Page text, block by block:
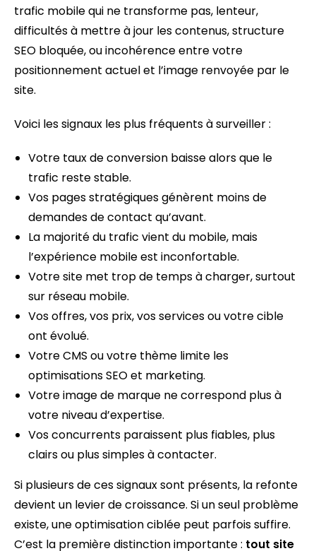
trafic mobile qui ne transforme pas, lenteur,
difficultés à mettre à jour les contenus, structure
SEO bloquée, ou incohérence entre votre
positionnement actuel et l’image renvoyée par le
site.
Voici les signaux les plus fréquents à surveiller :
Votre taux de conversion baisse alors que le
trafic reste stable.
Vos pages stratégiques génèrent moins de
demandes de contact qu’avant.
La majorité du trafic vient du mobile, mais
l’expérience mobile est inconfortable.
Votre site met trop de temps à charger, surtout
sur réseau mobile.
Vos offres, vos prix, vos services ou votre cible
ont évolué.
Votre CMS ou votre thème limite les
optimisations SEO et marketing.
Votre image de marque ne correspond plus à
votre niveau d’expertise.
Vos concurrents paraissent plus fiables, plus
clairs ou plus simples à contacter.
Si plusieurs de ces signaux sont présents, la refonte
devient un levier de croissance. Si un seul problème
existe, une optimisation ciblée peut parfois suffire.
C’est la première distinction importante : tout site